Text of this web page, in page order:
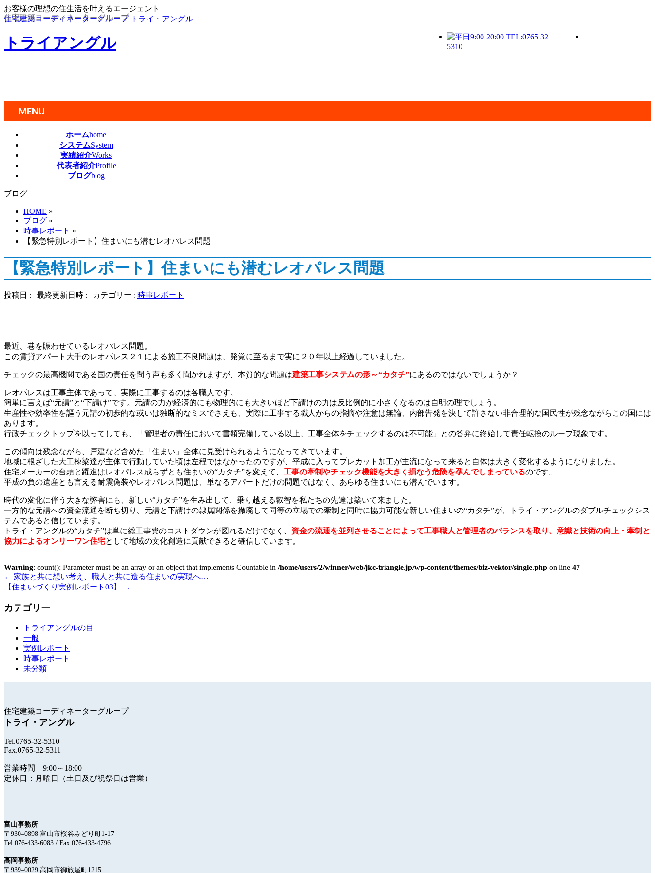
お客様の理想の住生活を叶えるエージェント
住宅建築コーディネーターグループ トライ・アングル
住宅建築コーディネーターグループ
トライアングル
MENU
ば
ホームhome
システムSystem
実績紹介Works
代表者紹介Profile
ブログblog
ブログ
HOME »
ブログ »
時事レポート »
【緊急特別レポート】住まいにも潜むレオパレス問題
【緊急特別レポート】住まいにも潜むレオパレス問題
投稿日 : 最終更新日時 : カテゴリー : 時事レポート
最近、巷を賑わせているレオパレス問題。
この賃貸アパート大手のレオパレス２１による施工不良問題は、発覚に至るまで実に２０年以上経過していました。
チェックの最高機関である国の責任を問う声も多く聞かれますが、本質的な問題は建築工事システムの形～“カタチ”にあるのではないでしょうか？
レオパレスは工事主体であって、実際に工事するのは各職人です。
簡単に言えば“元請”と“下請け”です。元請の力が経済的にも物理的にも大きいほど下請けの力は反比例的に小さくなるのは自明の理でしょう。
生産性や効率性を謳う元請の初歩的な或いは独断的なミスでさえも、実際に工事する職人からの指摘や注意は無論、内部告発を決して許さない非合理的な国民性が残念ながらこの国には
あります。
行政チェックトップを以ってしても、「管理者の責任において書類完備している以上、工事全体をチェックするのは不可能」との答弁に終始して責任転換のループ現象です。
この傾向は残念ながら、戸建など含めた「住まい」全体に見受けられるようになってきています。
地域に根ざした大工棟梁達が主体で行動していた頃は左程ではなかったのですが、平成に入ってプレカット加工が主流になって来ると自体は大きく変化するようになりました。
住宅メーカーの台頭と躍進はレオパレス成らずとも住まいの“カタチ”を変えて、 工事の牽制やチェック機能を大きく損なう危険を孕んでしまっているのです。
平成の負の遺産とも言える耐震偽装やレオパレス問題は、単なるアパートだけの問題ではなく、あらゆる住まいにも潜んでいます。
時代の変化に伴う大きな弊害にも、新しい“カタチ”を生み出して、乗り越える叡智を私たちの先達は築いて来ました。
一方的な元請への資金流通を断ち切り、元請と下請けの隷属関係を撤廃して同等の立場での牽制と同時に協力可能な新しい住まいの“カタチ”が、トライ・アングルのダブルチェックシス
テムであると信じています。
トライ・アングルの“カタチ”は単に総工事費のコストダウンが図れるだけでなく、 資金の流通を並列させることによって工事職人と管理者のバランスを取り、意識と技術の向上・牽制と
協力によるオンリーワン住宅として地域の文化創造に貢献できると確信しています。
Warning: count(): Parameter must be an array or an object that implements Countable in /home/users/2/winner/web/jkc-triangle.jp/wp-content/themes/biz-vektor/single.php on line 47
← 家族と共に想い考え、職人と共に造る住まいの実現へ…
【住まいづくり実例レポート03】
→
カテゴリー
トライアングルの目
一般
実例レポート
時事レポート
未分類
住宅建築コーディネーターグループ
トライ・アングル
Tel.0765-32-5310
Fax.0765-32-5311
営業時間：9:00～18:00
定休日：月曜日（土日及び祝祭日は営業）
富山事務所
〒930‒0898 富山市桜谷みどり町1-17
Tel:076-433-6083 / Fax:076-433-4796
高岡事務所
〒939‒0029 高岡市御旅屋町1215